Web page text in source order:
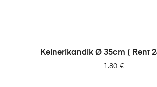
LISA PÄRINGUSSE
Kelnerikandik Ø 35cm ( Rent
1.80 €